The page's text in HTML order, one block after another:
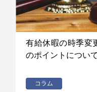
有給休暇の時季
のポイントについ
コラム